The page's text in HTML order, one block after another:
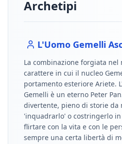
Archetipi
L'Uomo Gemelli
La combinazione forgiata nel
carattere in cui il nucleo
portamento esteriore Ariete.
Gemelli è un eterno Peter
divertente, pieno di storie da
'inquadrarlo' o costringerlo
flirtare con la vita e con le
sempre una certa libertà di